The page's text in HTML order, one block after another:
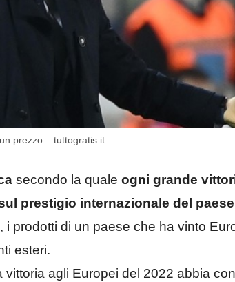
prezzo – tuttogratis.it
secondo la quale ogni grande
prestigio internazionale del paese
i prodotti di un paese che ha vinto
esteri.
vittoria agli Europei del 2022 abbia